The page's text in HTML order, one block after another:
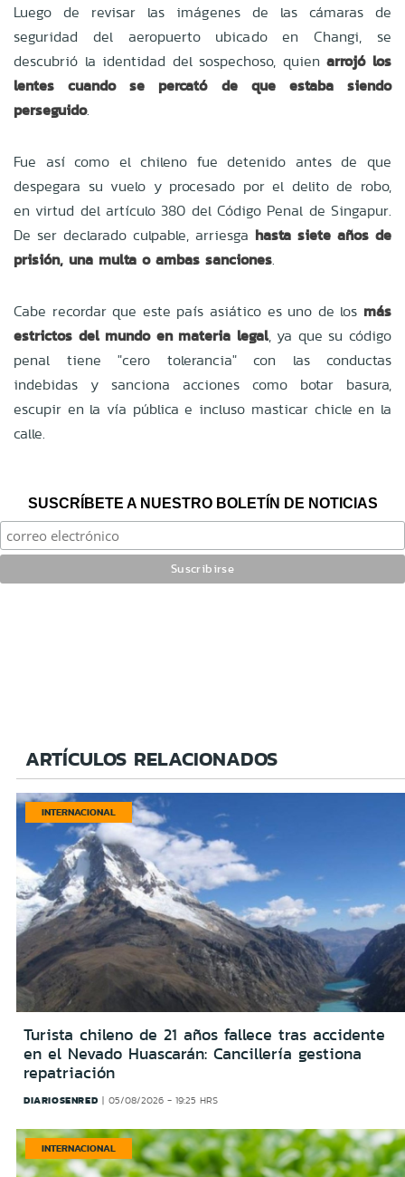
Luego de revisar las imágenes de las cámaras de
seguridad del aeropuerto ubicado en Changi, se
descubrió la identidad del sospechoso, quienarrojó los
lentes cuando se percató de que estaba siendo
perseguido.
Fue así como el chileno fue detenido antes de que
despegara su vuelo y procesado por el delito de robo,
en virtud del artículo 380 del Código Penal de Singapur.
De ser declarado culpable, arriesga hasta siete años de
prisión, una multa o ambas sanciones.
Cabe recordar que este país asiático es uno de los más
estrictos del mundo en materia legal, ya que su código
penal tiene "cero tolerancia" con las conductas
indebidas y sanciona acciones como botar basura,
escupir en la vía pública e incluso masticar chicle en la
calle.
SUSCRÍBETE A NUESTRO BOLETÍN DE NOTICIAS
ARTÍCULOS RELACIONADOS
INTERNACIONAL
Turista chileno de 21 años fallece tras accidente
en el Nevado Huascarán: Cancillería gestiona
repatriación
DIARIOSENRED 05/08/2026 - 19:25 HRS
INTERNACIONAL